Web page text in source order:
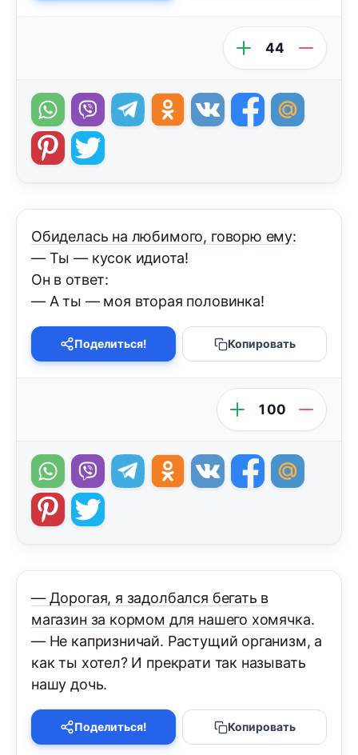
44
Обиделась на любимого, говорю ему:
— Ты — кусок идиота!
Он в ответ:
— А ты — моя вторая половинка!
Поделиться! Копировать
100
— Дорогая, я задолбался бегать в
магазин за кормом для нашего хомячка.
— Не капризничай. Растущий организм, а
как ты хотел? И прекрати так называть
нашу дочь.
Поделиться! Копировать